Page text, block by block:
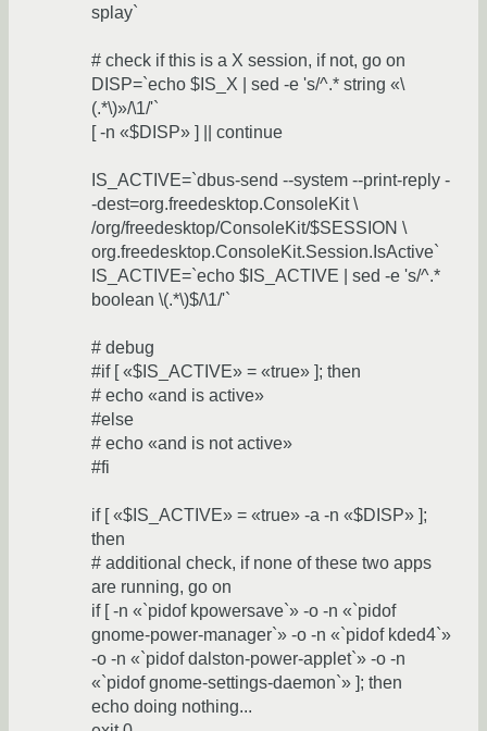
splay`
# check if this is a X session, if not, go on
DISP=`echo $IS_X | sed -e 's/^.* string «\
(.*\)»/\1/'`
[ -n «$DISP» ] || continue
IS_ACTIVE=`dbus-send --system --print-reply -
-dest=org.freedesktop.ConsoleKit \
/org/freedesktop/ConsoleKit/$SESSION \
org.freedesktop.ConsoleKit.Session.IsActive`
IS_ACTIVE=`echo $IS_ACTIVE | sed -e 's/^.*
boolean \(.*\)$/\1/'`
# debug
#if [ «$IS_ACTIVE» = «true» ]; then
# echo «and is active»
#else
# echo «and is not active»
#fi
if [ «$IS_ACTIVE» = «true» -a -n «$DISP» ];
then
# additional check, if none of these two apps
are running, go on
if [ -n «`pidof kpowersave`» -o -n «`pidof
gnome-power-manager`» -o -n «`pidof kded4`»
-o -n «`pidof dalston-power-applet`» -o -n
«`pidof gnome-settings-daemon`» ]; then
echo doing nothing...